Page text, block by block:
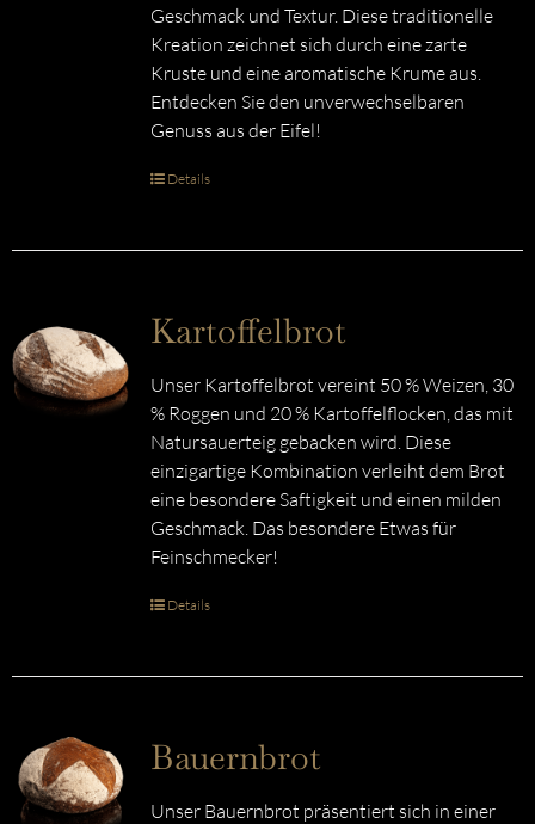
Geschmack und Textur. Diese traditionelle
Kreation zeichnet sich durch eine zarte
Kruste und eine aromatische Krume aus.
Entdecken Sie den unverwechselbaren
Genuss aus der Eifel!
Details
Kartoffelbrot
Unser Kartoffelbrot vereint 50 % Weizen, 30
% Roggen und 20 % Kartoffelflocken, das mit
Natursauerteig gebacken wird. Diese
einzigartige Kombination verleiht dem Brot
eine besondere Saftigkeit und einen milden
Geschmack. Das besondere Etwas für
Feinschmecker!
Details
Bauernbrot
Unser Bauernbrot präsentiert sich in einer